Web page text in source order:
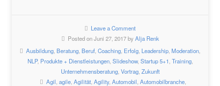
Leave a Comment
Posted on Juni 27, 2017 byAlja Renk
Ausbildung Beratung Beruf Coaching Erfolg Leadership Moderation
NLP, Produkte + Dienstleistungen, Slideshow, Startup 5+1 Training,
Unternehmensberatung, Vortrag, Zukunft
Agil agile Agilität Agility, Automobil Automobilbranche